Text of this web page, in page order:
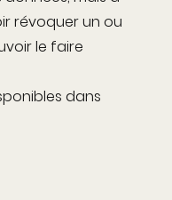
révoquer un ou
le faire
dans